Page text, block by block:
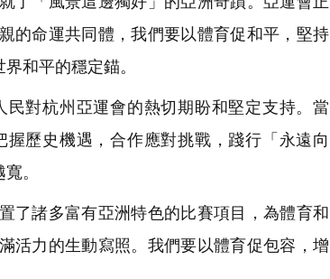
的命運共同體，我們要以體育促和平，堅持
和平的穩定錨。
對杭州亞運會的熱切期盼和堅定支持。當
歷史機遇，合作應對挑戰，踐行「永遠向
。
了諸多富有亞洲特色的比賽項目，為體育和
活力的生動寫照。我們要以體育促包容，增